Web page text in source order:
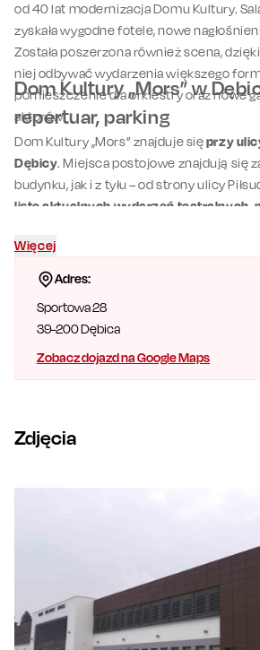
Adres:
Sportowa 28
39-200Dębica
Zobacz dojazd na Google Maps
od 40 lat modernizacja Domu Kultury.
zyskała wygodne fotele, nowe
Została poszerzona również scena,
niej odbywać wydarzenia większego
pomieszczenie dla orkiestry oraz nowe
aktorów.
Dom Kultury „Mors” w
repertuar, parking
Dom Kultury „Mors” znajduje sięprzy
Dębicy. Miejsca postojowe znajdują się
budynku, jak i z tyłu – od strony ulicy
listę aktualnych wydarzeń teatralnych,
znajdziecie w repertuarze miasta
Więcej
Zdjęcia